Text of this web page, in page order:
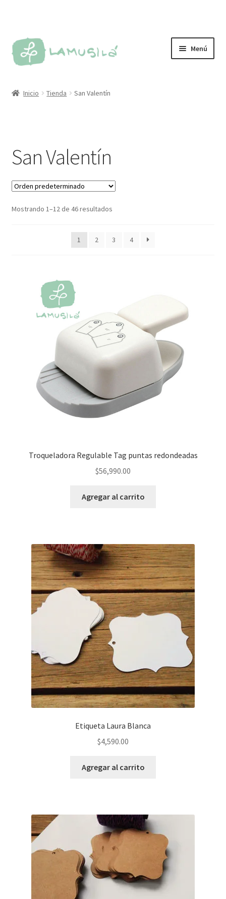
Ir
a
la
Ir
al
contenido
Menú
Sellos
Kit de sellos
Tintas y almohadillas
Mi cuenta
Preguntas Frecuentes
Cambios y devoluciones
Inicio Tienda San Valentín
San Valentín
Mostrando 1–12 de 46 resultados
1 2 3 4
Troqueladora Regulable Tag puntas redondeadas
$56,990.00
Agregar al carrito
Etiqueta Laura Blanca
$4,590.00
Agregar al carrito